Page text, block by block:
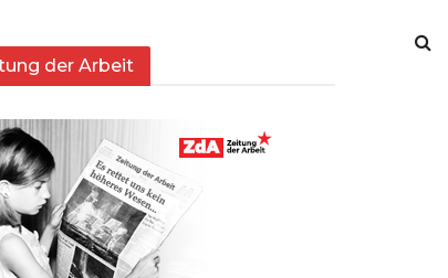
der Arbeit